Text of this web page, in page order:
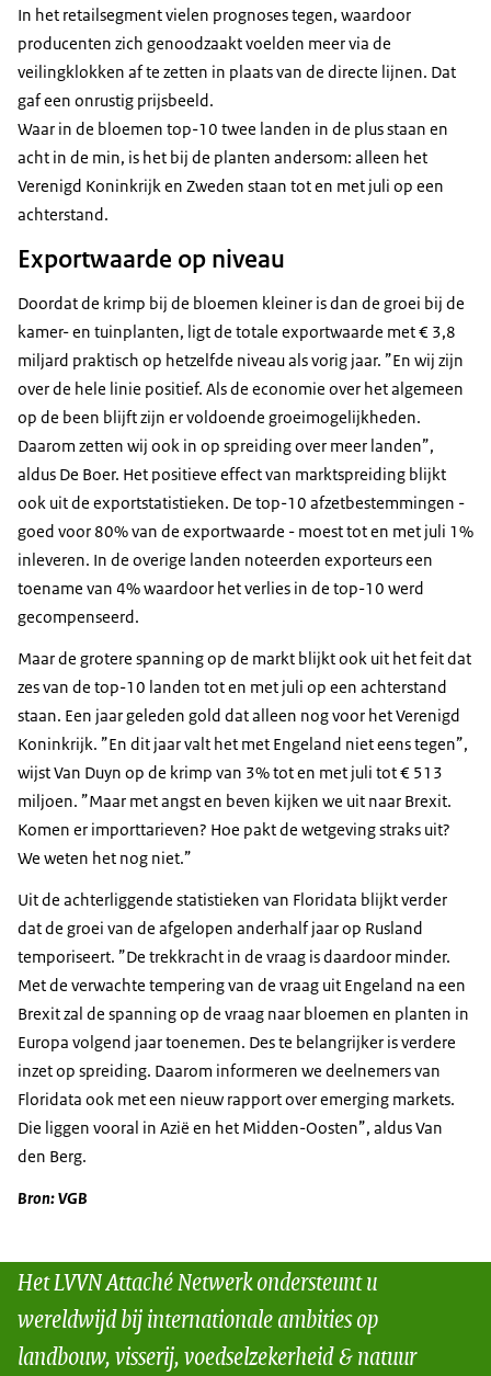
In het retailsegment vielen prognoses tegen, waardoor
producenten zich genoodzaakt voelden meer via de
veilingklokken af te zetten in plaats van de directe lijnen. Dat
gaf een onrustig prijsbeeld.
Waar in de bloemen top-10 twee landen in de plus staan en
acht in de min, is het bij de planten andersom: alleen het
Verenigd Koninkrijk en Zweden staan tot en met juli op een
achterstand.
Exportwaarde op niveau
Doordat de krimp bij de bloemen kleiner is dan de groei bij de
kamer- en tuinplanten, ligt de totale exportwaarde met € 3,8
miljard praktisch op hetzelfde niveau als vorig jaar. ”En wij zijn
over de hele linie positief. Als de economie over het algemeen
op de been blijft zijn er voldoende groeimogelijkheden.
Daarom zetten wij ook in op spreiding over meer landen”,
aldus De Boer. Het positieve effect van marktspreiding blijkt
ook uit de exportstatistieken. De top-10 afzetbestemmingen -
goed voor 80% van de exportwaarde - moest tot en met juli 1%
inleveren. In de overige landen noteerden exporteurs een
toename van 4% waardoor het verlies in de top-10 werd
gecompenseerd.
Maar de grotere spanning op de markt blijkt ook uit het feit dat
zes van de top-10 landen tot en met juli op een achterstand
staan. Een jaar geleden gold dat alleen nog voor het Verenigd
Koninkrijk. ”En dit jaar valt het met Engeland niet eens tegen”,
wijst Van Duyn op de krimp van 3% tot en met juli tot € 513
miljoen. ”Maar met angst en beven kijken we uit naar Brexit.
Komen er importtarieven? Hoe pakt de wetgeving straks uit?
We weten het nog niet.”
Uit de achterliggende statistieken van Floridata blijkt verder
dat de groei van de afgelopen anderhalf jaar op Rusland
temporiseert. ”De trekkracht in de vraag is daardoor minder.
Met de verwachte tempering van de vraag uit Engeland na een
Brexit zal de spanning op de vraag naar bloemen en planten in
Europa volgend jaar toenemen. Des te belangrijker is verdere
inzet op spreiding. Daarom informeren we deelnemers van
Floridata ook met een nieuw rapport over emerging markets.
Die liggen vooral in Azië en het Midden-Oosten”, aldus Van
den Berg.
Bron: VGB
Het LVVN Attaché Netwerk ondersteunt u
wereldwijd bij internationale ambities op
landbouw, visserij, voedselzekerheid & natuur